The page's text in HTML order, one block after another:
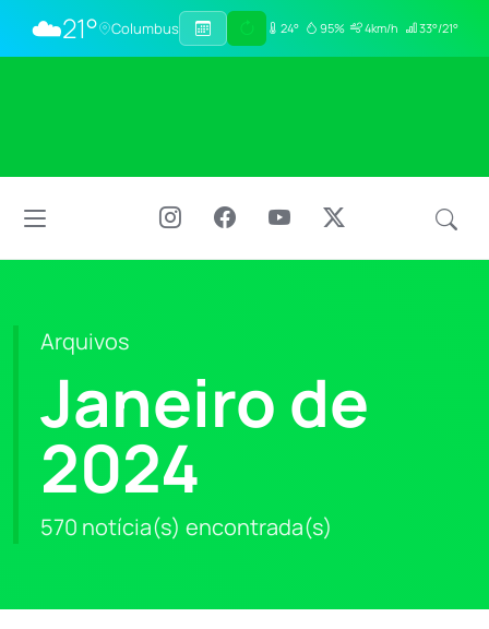
☁️21° Columbus 24° 95% 4km/h 33°/21°
Arquivos
Janeiro de
2024
570 notícia(s) encontrada(s)